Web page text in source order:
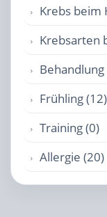
Krebs beim
Krebsarten
Frühling (12)
Training (0)
Allergie (20)